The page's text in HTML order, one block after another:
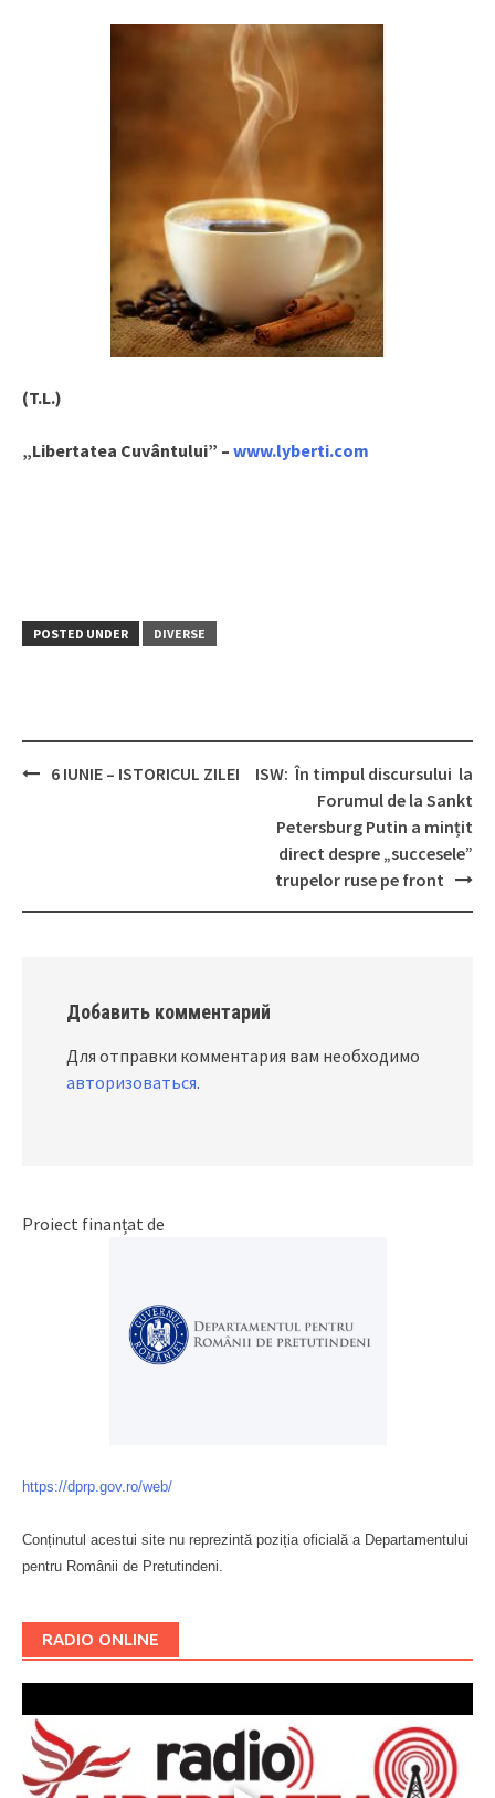
(T.L.)
„Libertatea Cuvântului” – www.lyberti.com
POSTED UNDER DIVERSE
6 IUNIE – ISTORICUL ZILEI
ISW: În timpul discursului la
Forumul de la Sankt
Petersburg Putin a mințit
direct despre „succesele”
trupelor ruse pe front
Добавить комментарий
Для отправки комментария вам необходимо
авторизоваться.
Proiect finanțat de
https://dprp.gov.ro/web/
Conținutul acestui site nu reprezintă poziția oficială a Departamentului
pentru Românii de Pretutindeni.
RADIO ONLINE